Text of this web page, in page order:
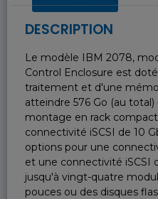
DESCRIPTION
Le modèle IBM 2078,
Control Enclosure est
traitement et d'une
atteindre 576 Go (au
montage en rack
connectivité iSCSI de 10
options pour une
et une connectivité iSCSI
jusqu'à vingt-quatre
pouces ou des disques